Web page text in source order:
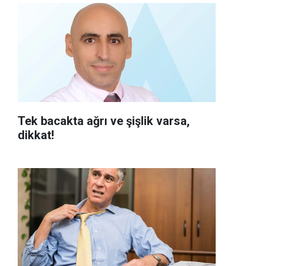
Tek bacakta ağrı ve şişlik varsa,
dikkat!